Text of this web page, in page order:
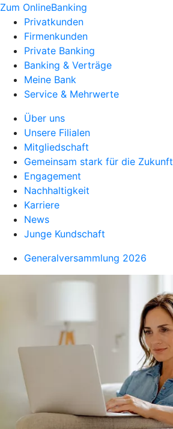
Zum OnlineBanking
Privatkunden
Firmenkunden
Private Banking
Banking & Verträge
Meine Bank
Service & Mehrwerte
Über uns
Unsere Filialen
Mitgliedschaft
Gemeinsam stark für die Zukunft
Engagement
Nachhaltigkeit
Karriere
News
Junge Kundschaft
Generalversammlung 2026